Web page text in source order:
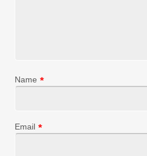
Name *
Email *